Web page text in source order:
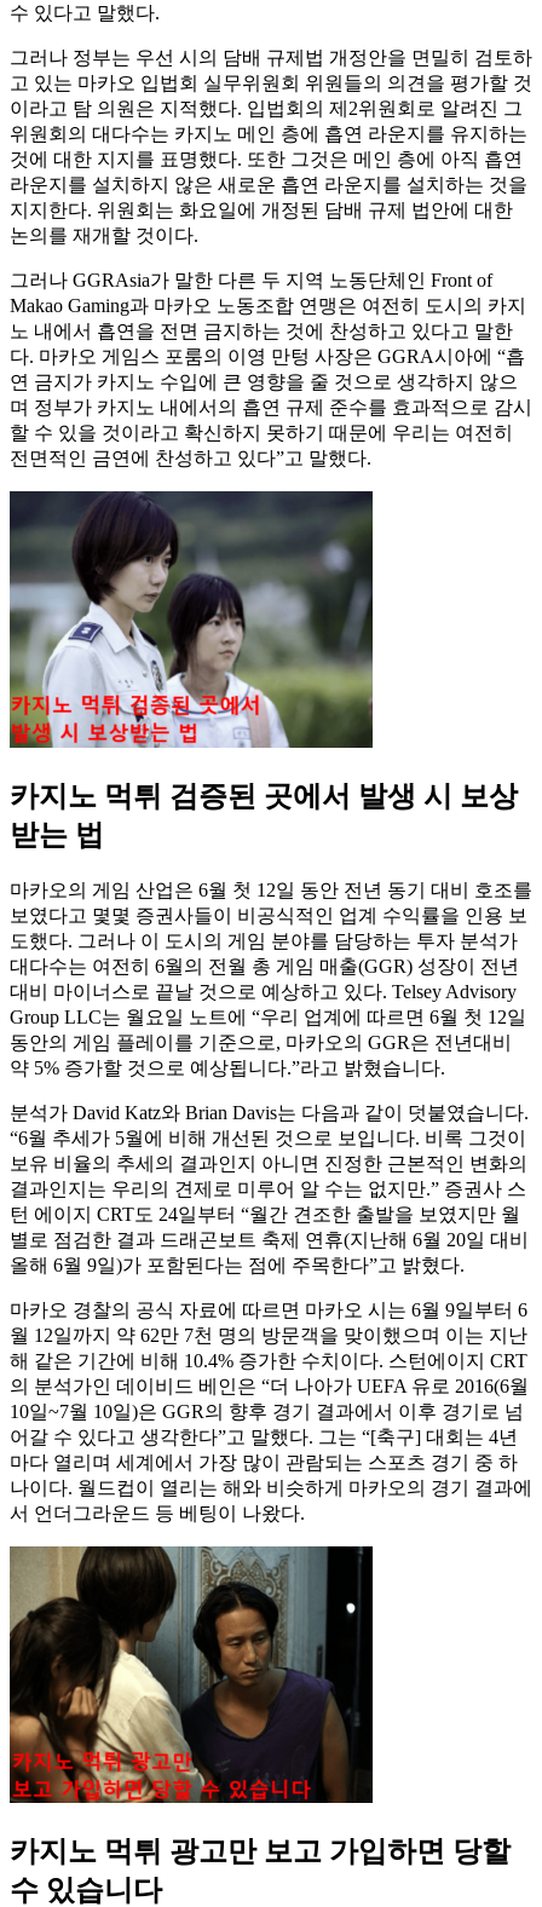
수 있다고 말했다.
그러나 정부는 우선 시의 담배 규제법 개정안을 면밀히 검토하
고 있는 마카오 입법회 실무위원회 위원들의 의견을 평가할 것
이라고 탐 의원은 지적했다. 입법회의 제2위원회로 알려진 그
위원회의 대다수는 카지노 메인 층에 흡연 라운지를 유지하는
것에 대한 지지를 표명했다. 또한 그것은 메인 층에 아직 흡연
라운지를 설치하지 않은 새로운 흡연 라운지를 설치하는 것을
지지한다. 위원회는 화요일에 개정된 담배 규제 법안에 대한
논의를 재개할 것이다.
그러나 GGRAsia가 말한 다른 두 지역 노동단체인 Front of
Makao Gaming과 마카오 노동조합 연맹은 여전히 도시의 카지
노 내에서 흡연을 전면 금지하는 것에 찬성하고 있다고 말한
다. 마카오 게임스 포룸의 이영 만텅 사장은 GGRA시아에 “흡
연 금지가 카지노 수입에 큰 영향을 줄 것으로 생각하지 않으
며 정부가 카지노 내에서의 흡연 규제 준수를 효과적으로 감시
할 수 있을 것이라고 확신하지 못하기 때문에 우리는 여전히
전면적인 금연에 찬성하고 있다”고 말했다.
카지노 먹튀 검증된 곳에서 발생 시 보상
받는 법
마카오의 게임 산업은 6월 첫 12일 동안 전년 동기 대비 호조를
보였다고 몇몇 증권사들이 비공식적인 업계 수익률을 인용 보
도했다. 그러나 이 도시의 게임 분야를 담당하는 투자 분석가
대다수는 여전히 6월의 전월 총 게임 매출(GGR) 성장이 전년
대비 마이너스로 끝날 것으로 예상하고 있다. Telsey Advisory
Group LLC는 월요일 노트에 “우리 업계에 따르면 6월 첫 12일
동안의 게임 플레이를 기준으로, 마카오의 GGR은 전년대비
약 5% 증가할 것으로 예상됩니다.”라고 밝혔습니다.
분석가 David Katz와 Brian Davis는 다음과 같이 덧붙였습니다.
“6월 추세가 5월에 비해 개선된 것으로 보입니다. 비록 그것이
보유 비율의 추세의 결과인지 아니면 진정한 근본적인 변화의
결과인지는 우리의 견제로 미루어 알 수는 없지만.” 증권사 스
턴 에이지 CRT도 24일부터 “월간 견조한 출발을 보였지만 월
별로 점검한 결과 드래곤보트 축제 연휴(지난해 6월 20일 대비
올해 6월 9일)가 포함된다는 점에 주목한다”고 밝혔다.
마카오 경찰의 공식 자료에 따르면 마카오 시는 6월 9일부터 6
월 12일까지 약 62만 7천 명의 방문객을 맞이했으며 이는 지난
해 같은 기간에 비해 10.4% 증가한 수치이다. 스턴에이지 CRT
의 분석가인 데이비드 베인은 “더 나아가 UEFA 유로 2016(6월
10일~7월 10일)은 GGR의 향후 경기 결과에서 이후 경기로 넘
어갈 수 있다고 생각한다”고 말했다. 그는 “[축구] 대회는 4년
마다 열리며 세계에서 가장 많이 관람되는 스포츠 경기 중 하
나이다. 월드컵이 열리는 해와 비슷하게 마카오의 경기 결과에
서 언더그라운드 등 베팅이 나왔다.
카지노 먹튀 광고만 보고 가입하면 당할
수 있습니다